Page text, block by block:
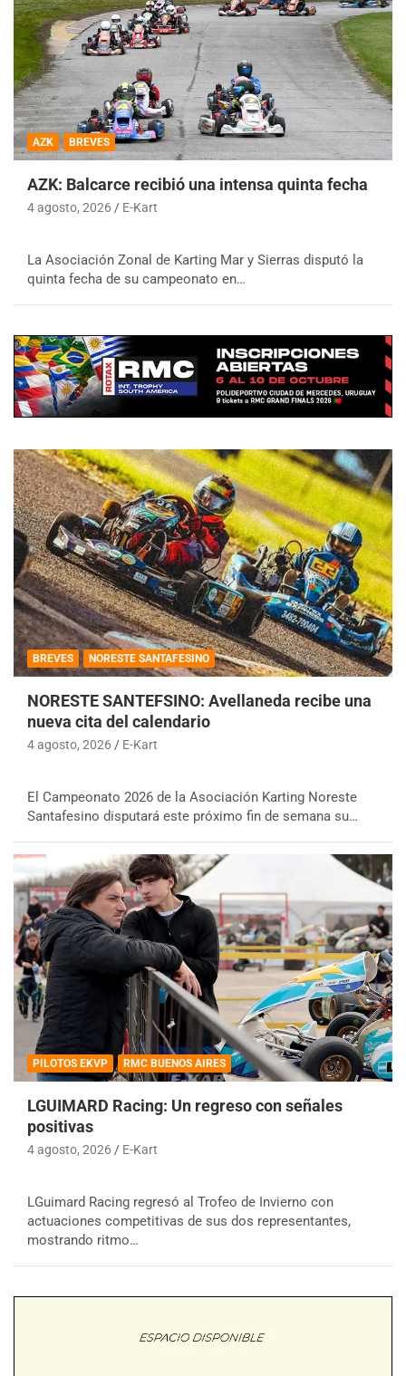
AZK BREVES
AZK: Balcarce recibió una intensa quinta fecha
4 agosto, 2026 E-Kart
La Asociación Zonal de Karting Mar y Sierras disputó la
quinta fecha de su campeonato en…
BREVES NORESTE SANTAFESINO
NORESTE SANTEFSINO: Avellaneda recibe una
nueva cita del calendario
4 agosto, 2026 E-Kart
El Campeonato 2026 de la Asociación Karting Noreste
Santafesino disputará este próximo fin de semana su…
PILOTOS EKVP RMC BUENOS AIRES
LGUIMARD Racing: Un regreso con señales
positivas
4 agosto, 2026 E-Kart
LGuimard Racing regresó al Trofeo de Invierno con
actuaciones competitivas de sus dos representantes,
mostrando ritmo…